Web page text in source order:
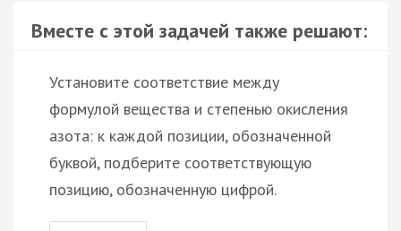
Вместе с этой задачей также решают:
Установите соответствие между
формулой вещества и степенью окисления
азота: к каждой позиции, обозначенной
буквой, подберите соответствующую
позицию, обозначенную цифрой.